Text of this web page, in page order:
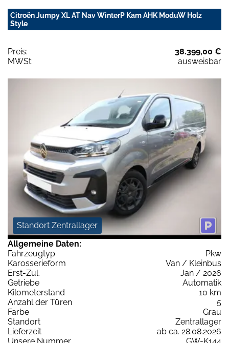
Citroën Jumpy XL AT Nav WinterP Kam AHK ModuW Holz
Style
Preis:
38.399,00 €
MWSt:
ausweisbar
Standort Zentrallager
Allgemeine Daten:
Fahrzeugtyp
Pkw
Karosserieform
Van / Kleinbus
Erst-Zul.
Jan / 2026
Getriebe
Automatik
Kilometerstand
10 km
Anzahl der Türen
5
Farbe
Grau
Standort
Zentrallager
Lieferzeit
ab ca. 28.08.2026